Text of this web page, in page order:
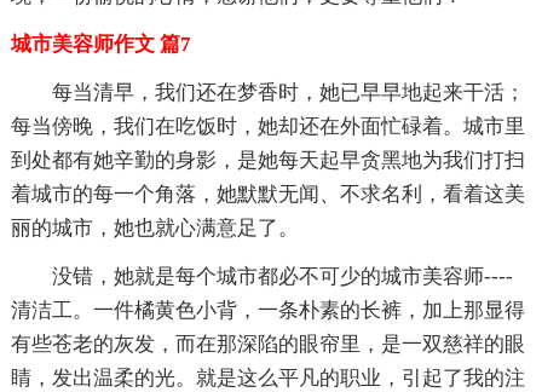
城市美容师作文 篇7
每当清早，我们还在梦香时，她已早早地起来干活；
每当傍晚，我们在吃饭时，她却还在外面忙碌着。城市里
到处都有她辛勤的身影，是她每天起早贪黑地为我们打扫
着城市的每一个角落，她默默无闻、不求名利，看着这美
丽的城市，她也就心满意足了。
没错，她就是每个城市都必不可少的城市美容师----
清洁工。一件橘黄色小背，一条朴素的长裤，加上那显得
有些苍老的灰发，而在那深陷的眼帘里，是一双慈祥的眼
睛，发出温柔的光。就是这么平凡的职业，引起了我的注